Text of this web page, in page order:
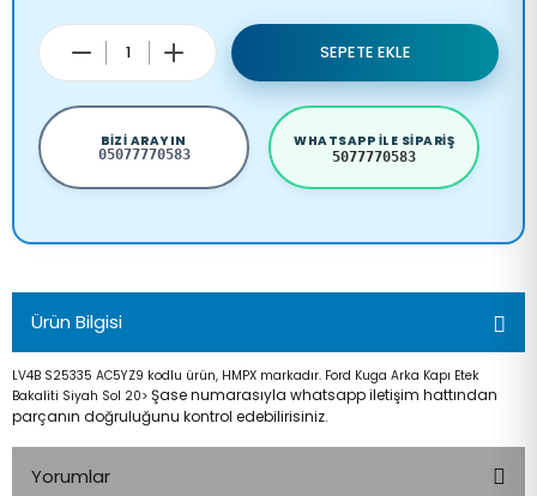
SEPETE EKLE
BIZI ARAYIN
05077770583
WHATSAPP ILE SIPARIŞ
5077770583
Ürün Bilgisi
LV4B S25335 AC5YZ9 kodlu ürün, HMPX markadır. Ford Kuga Arka Kapı Etek
Bakaliti Siyah Sol 20> Şase numarasıyla whatsapp iletişim hattından
parçanın doğruluğunu kontrol edebilirisiniz.
Yorumlar